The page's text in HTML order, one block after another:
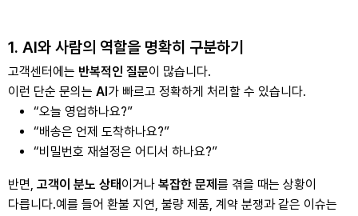
1. AI와 사람의 역할을 명확히 구분하기
고객센터에는 반복적인 질문이 많습니다.
이런 단순 문의는 AI가 빠르고 정확하게 처리할 수 있습니다.
“오늘 영업하나요?”
“배송은 언제 도착하나요?”
“비밀번호 재설정은 어디서 하나요?”
반면, 고객이 분노 상태 이거나 복잡한 문제 를 겪을 때는 상황이
다릅니다.예를 들어 환불 지연, 불량 제품, 계약 분쟁과 같은 이슈는